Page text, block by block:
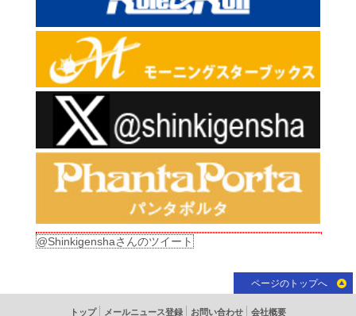
@Shinkigenshaさんのツイート
ページのトップへ
トップ メールニュース登録 お問い合わせ 会社概要